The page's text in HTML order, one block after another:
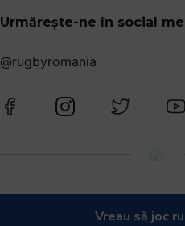
Urmărește-ne în social
@rugbyromania
Vreau să joc